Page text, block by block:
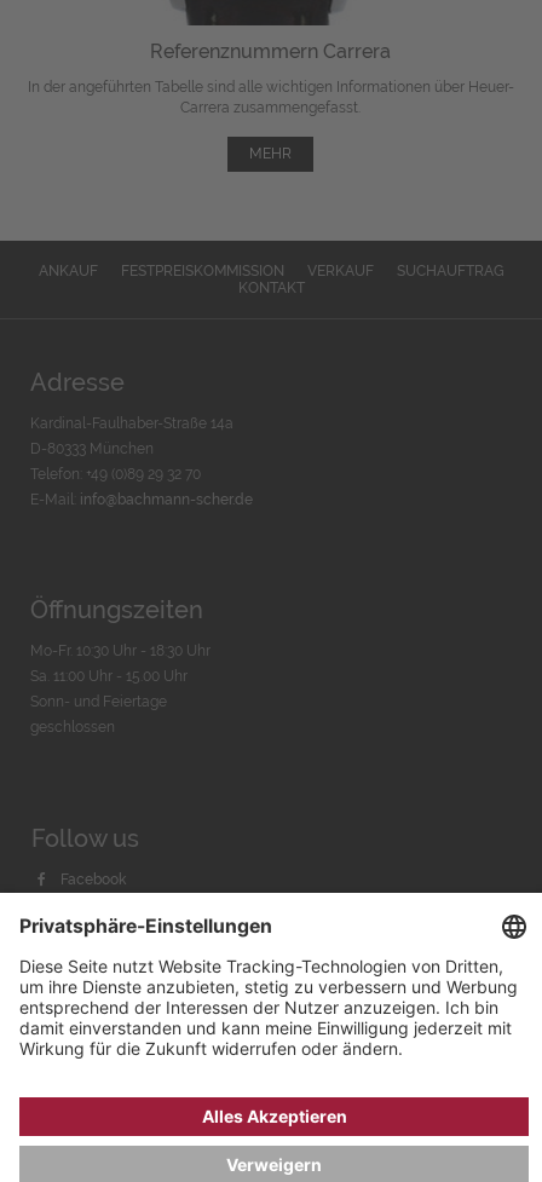
Referenznummern Carrera
In der angeführten Tabelle sind alle wichtigen Informationen über Heuer-
Carrera zusammengefasst.
MEHR
ANKAUF FESTPREISKOMMISSION VERKAUF
SUCHAUFTRAG
KONTAKT
Adresse
Kardinal-Faulhaber-Straße 14a
D-80333 München
Telefon: +49 (0)89 29 32 70
E-Mail: info@bachmann-scher.de
Öffnungszeiten
Mo-Fr. 10:30 Uhr - 18:30 Uhr
Sa. 11:00 Uhr - 15.00 Uhr
Sonn- und Feiertage
geschlossen
Follow us
Facebook
Youtube
Bachmann & Scher GmbH / Watchandco GmbH
IMPRESSUM